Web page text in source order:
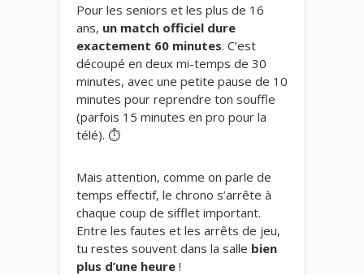
Pour les seniors et les plus de 16
ans, un match officiel dure
exactement 60 minutes. C’est
découpé en deux mi-temps de 30
minutes, avec une petite pause de 10
minutes pour reprendre ton souffle
(parfois 15 minutes en pro pour la
télé). ⏱️
Mais attention, comme on parle de
temps effectif, le chrono s’arrête à
chaque coup de sifflet important.
Entre les fautes et les arrêts de jeu,
tu restes souvent dans la salle bien
plus d’une heure !